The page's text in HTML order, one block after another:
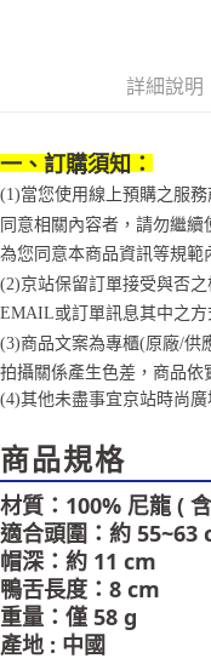
買賣價金債權讓與本公司
由本公司與您本人進行分期
3.完整用戶服務條款，請詳
購買商品的店家。未經商
後付繳納相關費用。
客戶支援中心」
https://
【注意事項】
１．透過由恩沛科技股份有
易，需依本服務之必要範圍
２．關於個人資料處理事宜
https://aftee.tw/terms/
３．未成年的使用者請事先
「AFTEE先享後付」，若
任。
４．使用「AFTEE先享後付
請求用戶進行身份認證。
５．嚴禁一人註冊多個帳
每筆NT$100，滿
請自備購物袋，若需購買
免運費
詳細說明
一、訂購須知：
(1)當您使用線上預購之服
同意相關內容者，請勿繼
為您同意本商品資訊等規範
(2)京站保留訂單接受與否
EMAIL或訂單訊息其中之方
(3)商品文案為專櫃(原廠/供
拍攝關係產生色差，商品依
(4)其他未盡事宜京站時尚
商品規格
材質：100% 尼龍 (
適合頭圍：約 55~63
帽深：約 11 cm
鴨舌長度：8 cm
重量：僅 58 g
產地 : 中國